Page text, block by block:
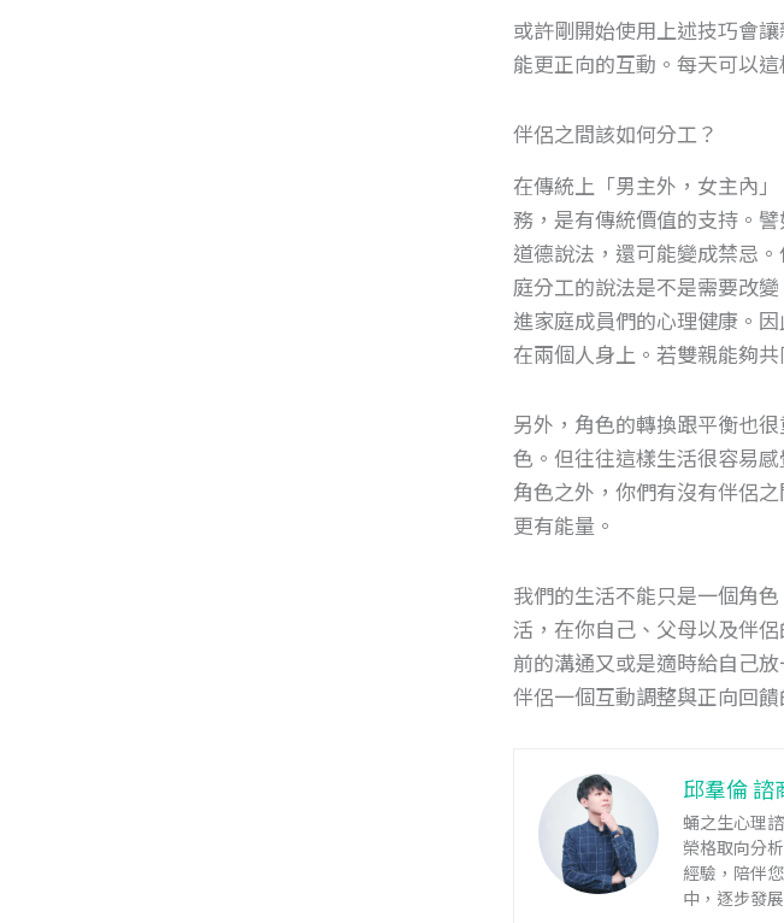
或許剛開始使用上述技巧會
能更正向的互動。每天可以
伴侶之間該如何分工？
在傳統上「男主外，女主內
務，是有傳統價值的支持。
道德說法，還可能變成禁忌
庭分工的說法是不是需要改
進家庭成員們的心理健康。
在兩個人身上。若雙親能夠
另外，角色的轉換跟平衡也
色。但往往這樣生活很容易
角色之外，你們有沒有伴侶
更有能量。
我們的生活不能只是一個角
活，在你自己、父母以及伴
前的溝通又或是適時給自己
伴侶一個互動調整與正向回饋
邱羣倫 諮
蛹之生心理
榮格取向分
經驗，陪伴
中，逐步發